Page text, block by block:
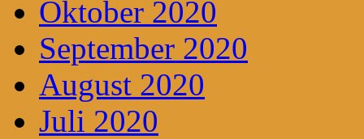
Oktober 2020
September 2020
August 2020
Juli 2020